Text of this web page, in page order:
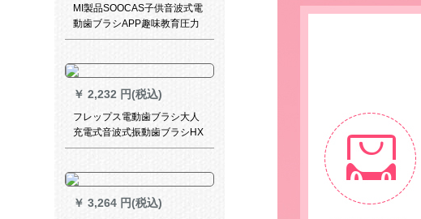
MI製品SOOCAS子供音波式電
動歯ブラシAPP趣味教育圧力
即感知家庭旅行携帯防水
￥ 2,232 円(税込)
フレップス電動歯ブラシ大人
充電式音波式振動歯ブラシHX
6512軟毛清洁歯歯歯歯防水ク
￥ 3,264 円(税込)